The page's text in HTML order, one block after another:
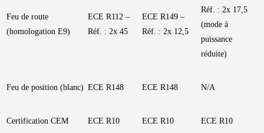
Feu de route
(homologation E9)
ECE R112 –
Réf. : 2x 45
ECE R149 –
Réf. : 2x 12,5
Réf. : 2x 17,5
(mode à
puissance
réduite)
Feu de position (blanc) ECE R148 ECE R148 N/A
Certification CEM ECE R10 ECE R10 ECE R10